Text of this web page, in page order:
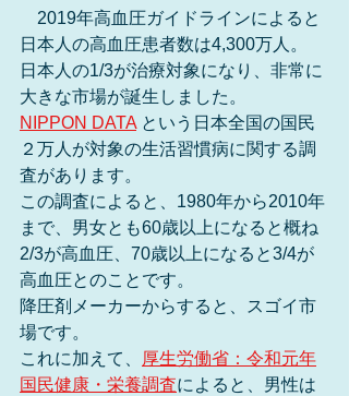
2019年高血圧ガイドラインによると
日本人の高血圧患者数は4,300万人。
日本人の1/3が治療対象になり、非常に
大きな市場が誕生しました。
NIPPON DATA という日本全国の国民
２万人が対象の生活習慣病に関する調
査があります。
この調査によると、1980年から2010年
まで、男女とも60歳以上になると概ね
2/3が高血圧、70歳以上になると3/4が
高血圧とのことです。
降圧剤メーカーからすると、スゴイ市
場です。
これに加えて、
厚生労働省：令和元年
国民健康・栄養調査によると、男性は